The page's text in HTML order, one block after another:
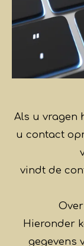
Als u vragen
u contact
vindt de
Hieronder
gegevens